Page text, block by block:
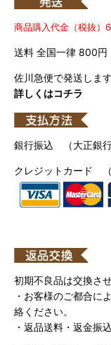
商品購入代金（税抜）
送料 全国一律 800円
佐川急便で発送します
詳しくはコチラ
銀行振込 （大正銀行
クレジットカード （
初期不良品は交換さ
・お客様のご都合に
絡ください。
・返品送料・返金振